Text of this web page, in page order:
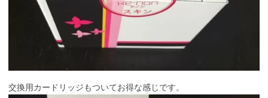
交換用カードリッジもついてお得な感じです。